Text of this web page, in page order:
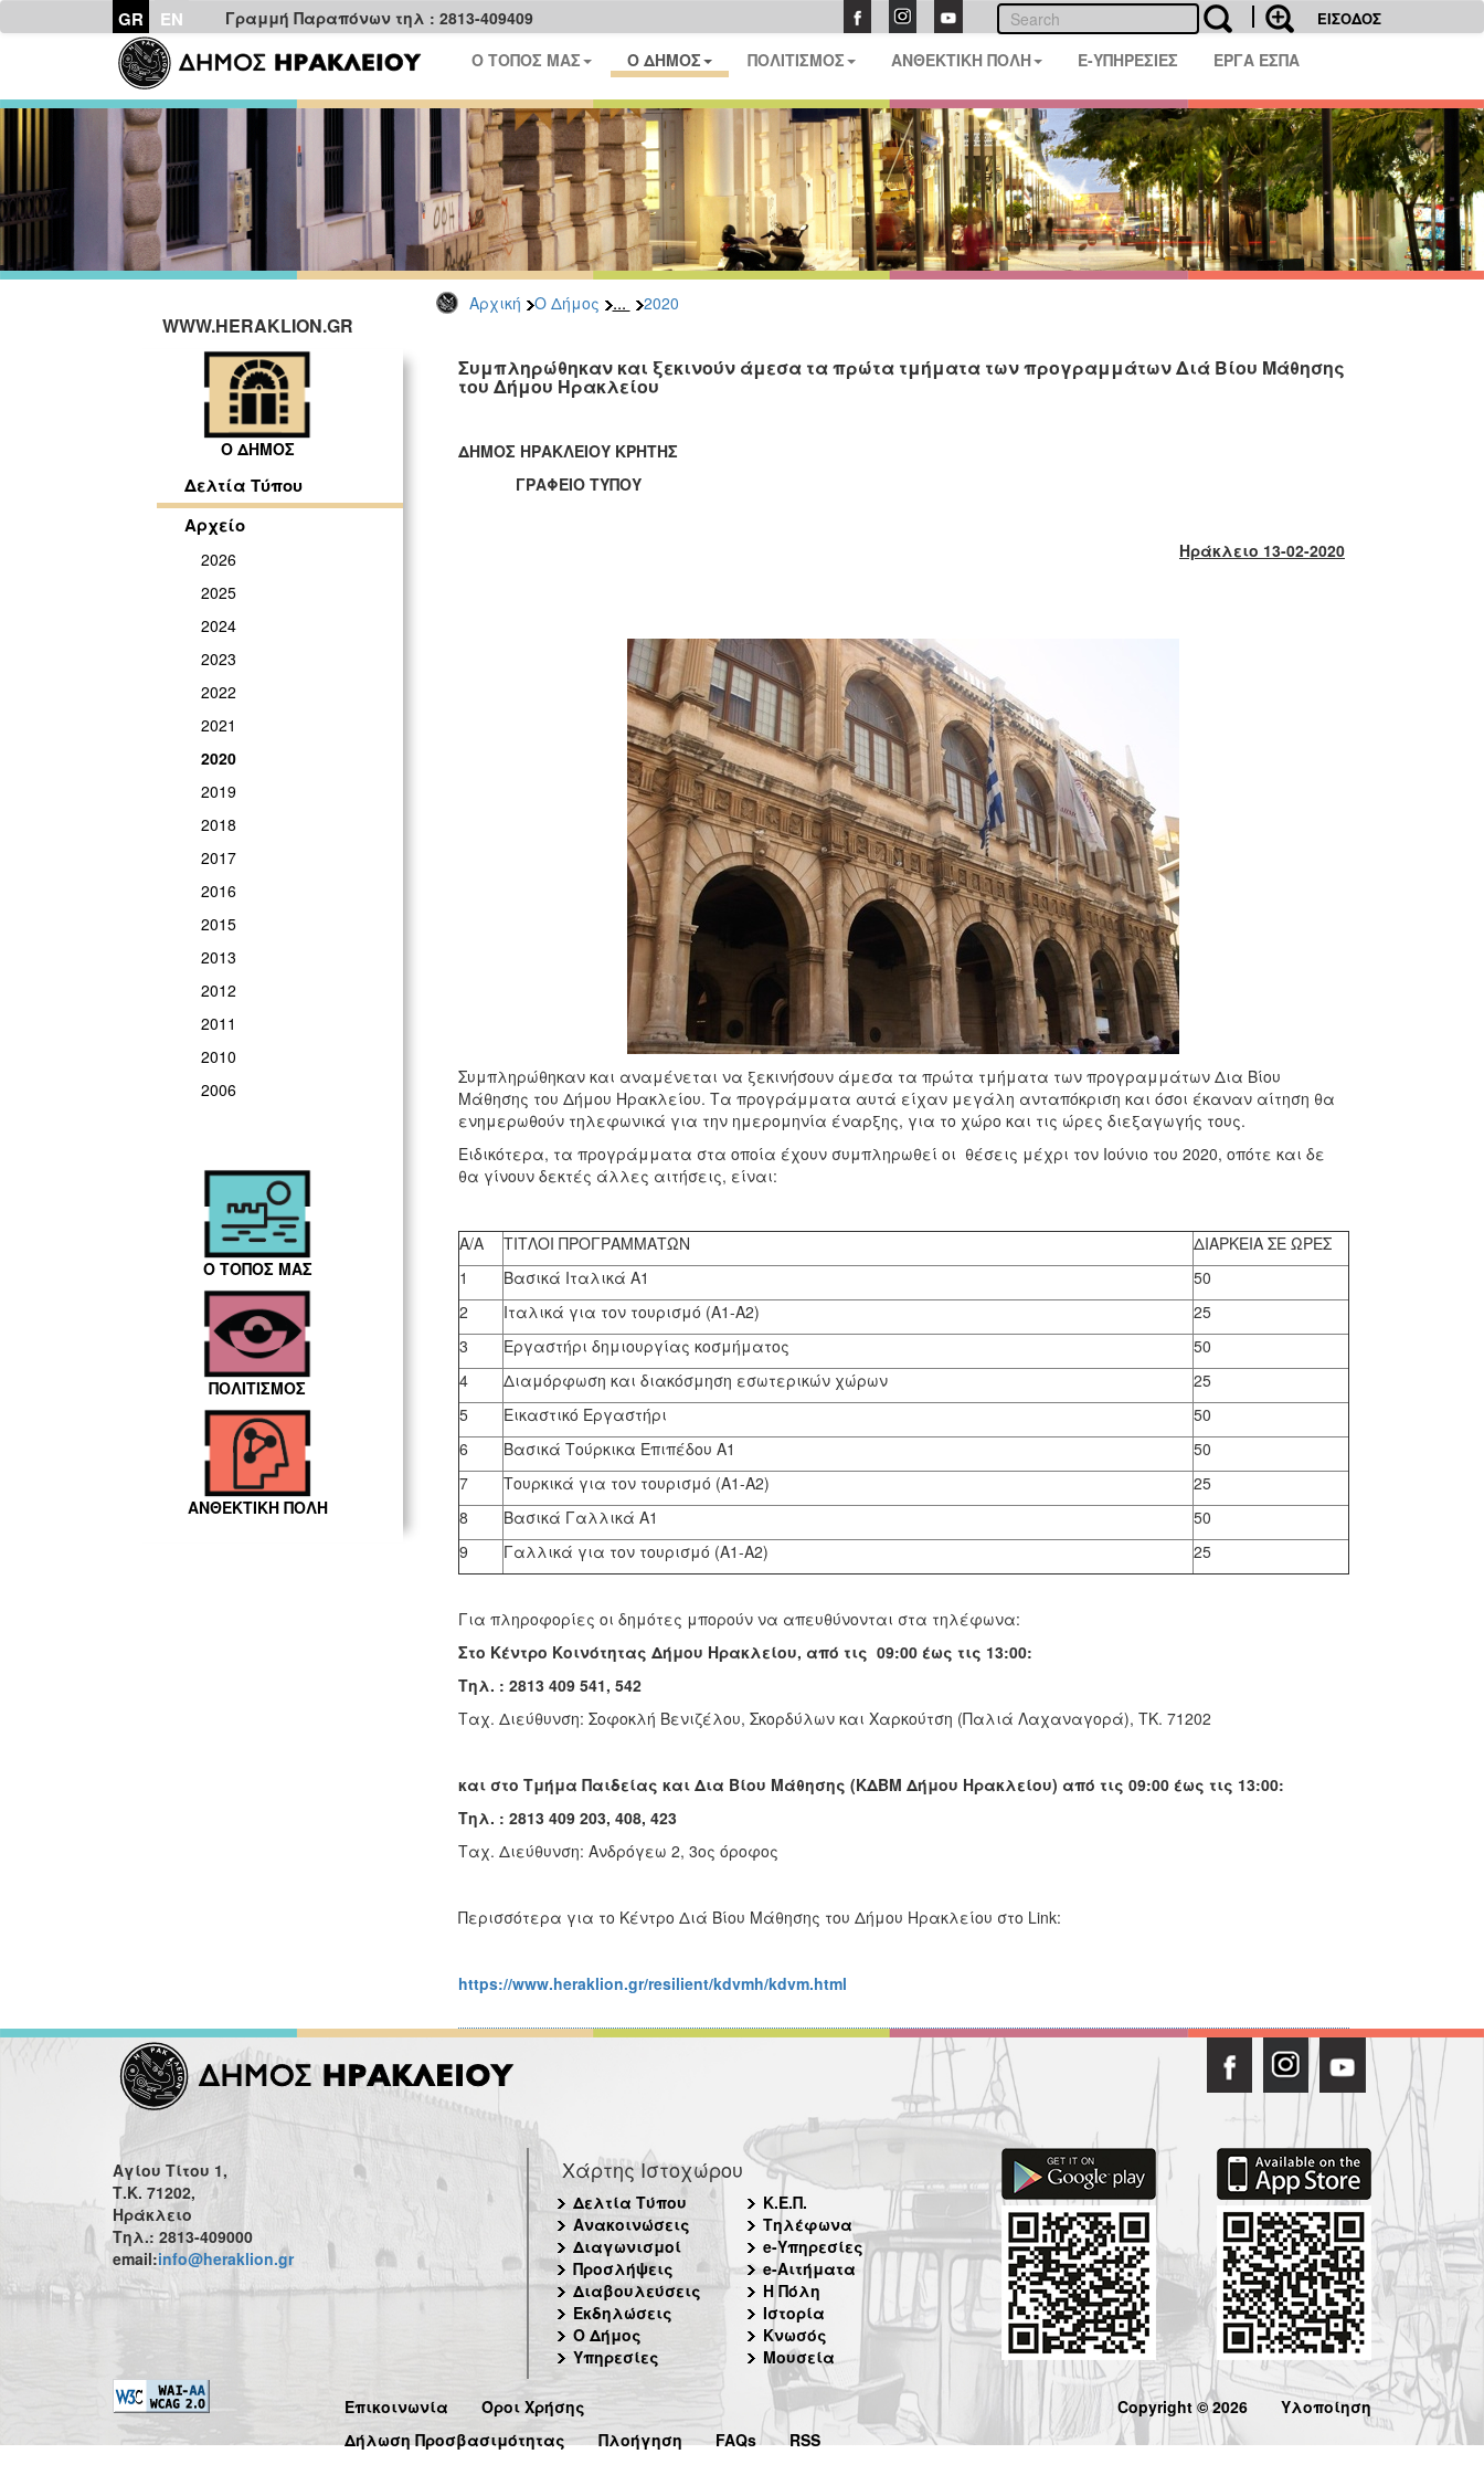
GR EN Γραμμή Παραπόνων τηλ : 2813-409409 ΕΙΣΟΔΟΣ
Ο ΤΟΠΟΣ ΜΑΣ Ο ΔΗΜΟΣ ΠΟΛΙΤΙΣΜΟΣ ΑΝΘΕΚΤΙΚΗ ΠΟΛΗ E-ΥΠΗΡΕΣΙΕΣ ΕΡΓΑ ΕΣΠΑ
Αρχική Ο Δήμος ... 2020
WWW.HERAKLION.GR
Ο ΔΗΜΟΣ
Δελτία Τύπου
Αρχείο
2026
2025
2024
2023
2022
2021
2020
2019
2018
2017
2016
2015
2013
2012
2011
2010
2006
Ο ΤΟΠΟΣ ΜΑΣ
ΠΟΛΙΤΙΣΜΟΣ
ΑΝΘΕΚΤΙΚΗ ΠΟΛΗ
Συμπληρώθηκαν και ξεκινούν άμεσα τα πρώτα τμήματα των προγραμμάτων Διά Βίου Μάθησης
του Δήμου Ηρακλείου
ΔΗΜΟΣ ΗΡΑΚΛΕΙΟΥ ΚΡΗΤΗΣ
ΓΡΑΦΕΙΟ ΤΥΠΟΥ
Ηράκλειο 13-02-2020
Συμπληρώθηκαν και αναμένεται να ξεκινήσουν άμεσα τα πρώτα τμήματα των προγραμμάτων Δια Βίου
Μάθησης του Δήμου Ηρακλείου. Τα προγράμματα αυτά είχαν μεγάλη ανταπόκριση και όσοι έκαναν αίτηση θα
ενημερωθούν τηλεφωνικά για την ημερομηνία έναρξης, για το χώρο και τις ώρες διεξαγωγής τους.
Ειδικότερα, τα προγράμματα στα οποία έχουν συμπληρωθεί οι θέσεις μέχρι τον Ιούνιο του 2020, οπότε και δε
θα γίνουν δεκτές άλλες αιτήσεις, είναι:
Α/Α ΤΙΤΛΟΙ ΠΡΟΓΡΑΜΜΑΤΩΝ
ΔΙΑΡΚΕΙΑ ΣΕ ΩΡΕΣ
1
Βασικά Ιταλικά Α1
50
2
Ιταλικά για τον τουρισμό (Α1-Α2)
25
3
Εργαστήρι δημιουργίας κοσμήματος
50
4
Διαμόρφωση και διακόσμηση εσωτερικών χώρων
25
5
Εικαστικό Εργαστήρι
50
6
Βασικά Τούρκικα Επιπέδου Α1
50
7
Τουρκικά για τον τουρισμό (Α1-Α2)
25
8
Βασικά Γαλλικά Α1
50
9
Γαλλικά για τον τουρισμό (Α1-Α2) 25
Για πληροφορίες οι δημότες μπορούν να απευθύνονται στα τηλέφωνα:
Στο Κέντρο Κοινότητας Δήμου Ηρακλείου, από τις 09:00 έως τις 13:00:
Τηλ. : 2813 409 541, 542
Ταχ. Διεύθυνση: Σοφοκλή Βενιζέλου, Σκορδύλων και Χαρκούτση (Παλιά Λαχαναγορά), ΤΚ. 71202
και στο Τμήμα Παιδείας και Δια Βίου Μάθησης (ΚΔΒΜ Δήμου Ηρακλείου) από τις 09:00 έως τις 13:00:
Τηλ. : 2813 409 203, 408, 423
Ταχ. Διεύθυνση: Ανδρόγεω 2, 3ος όροφος
Περισσότερα για το Κέντρο Διά Βίου Μάθησης του Δήμου Ηρακλείου στο Link:
https://www.heraklion.gr/resilient/kdvmh/kdvm.html
Αγίου Τίτου 1,
Τ.Κ. 71202,
Ηράκλειο
Τηλ.: 2813-409000
email:info@heraklion.gr
Χάρτης Ιστοχώρου
Δελτία Τύπου
Ανακοινώσεις
Διαγωνισμοί
Προσλήψεις
Διαβουλεύσεις
Εκδηλώσεις
Ο Δήμος
Υπηρεσίες
Κ.Ε.Π.
Τηλέφωνα
e-Υπηρεσίες
e-Αιτήματα
Η Πόλη
Ιστορία
Κνωσός
Μουσεία
Επικοινωνία
Όροι Χρήσης
Δήλωση Προσβασιμότητας
Πλοήγηση FAQs RSS
Copyright © 2026 Υλοποίηση